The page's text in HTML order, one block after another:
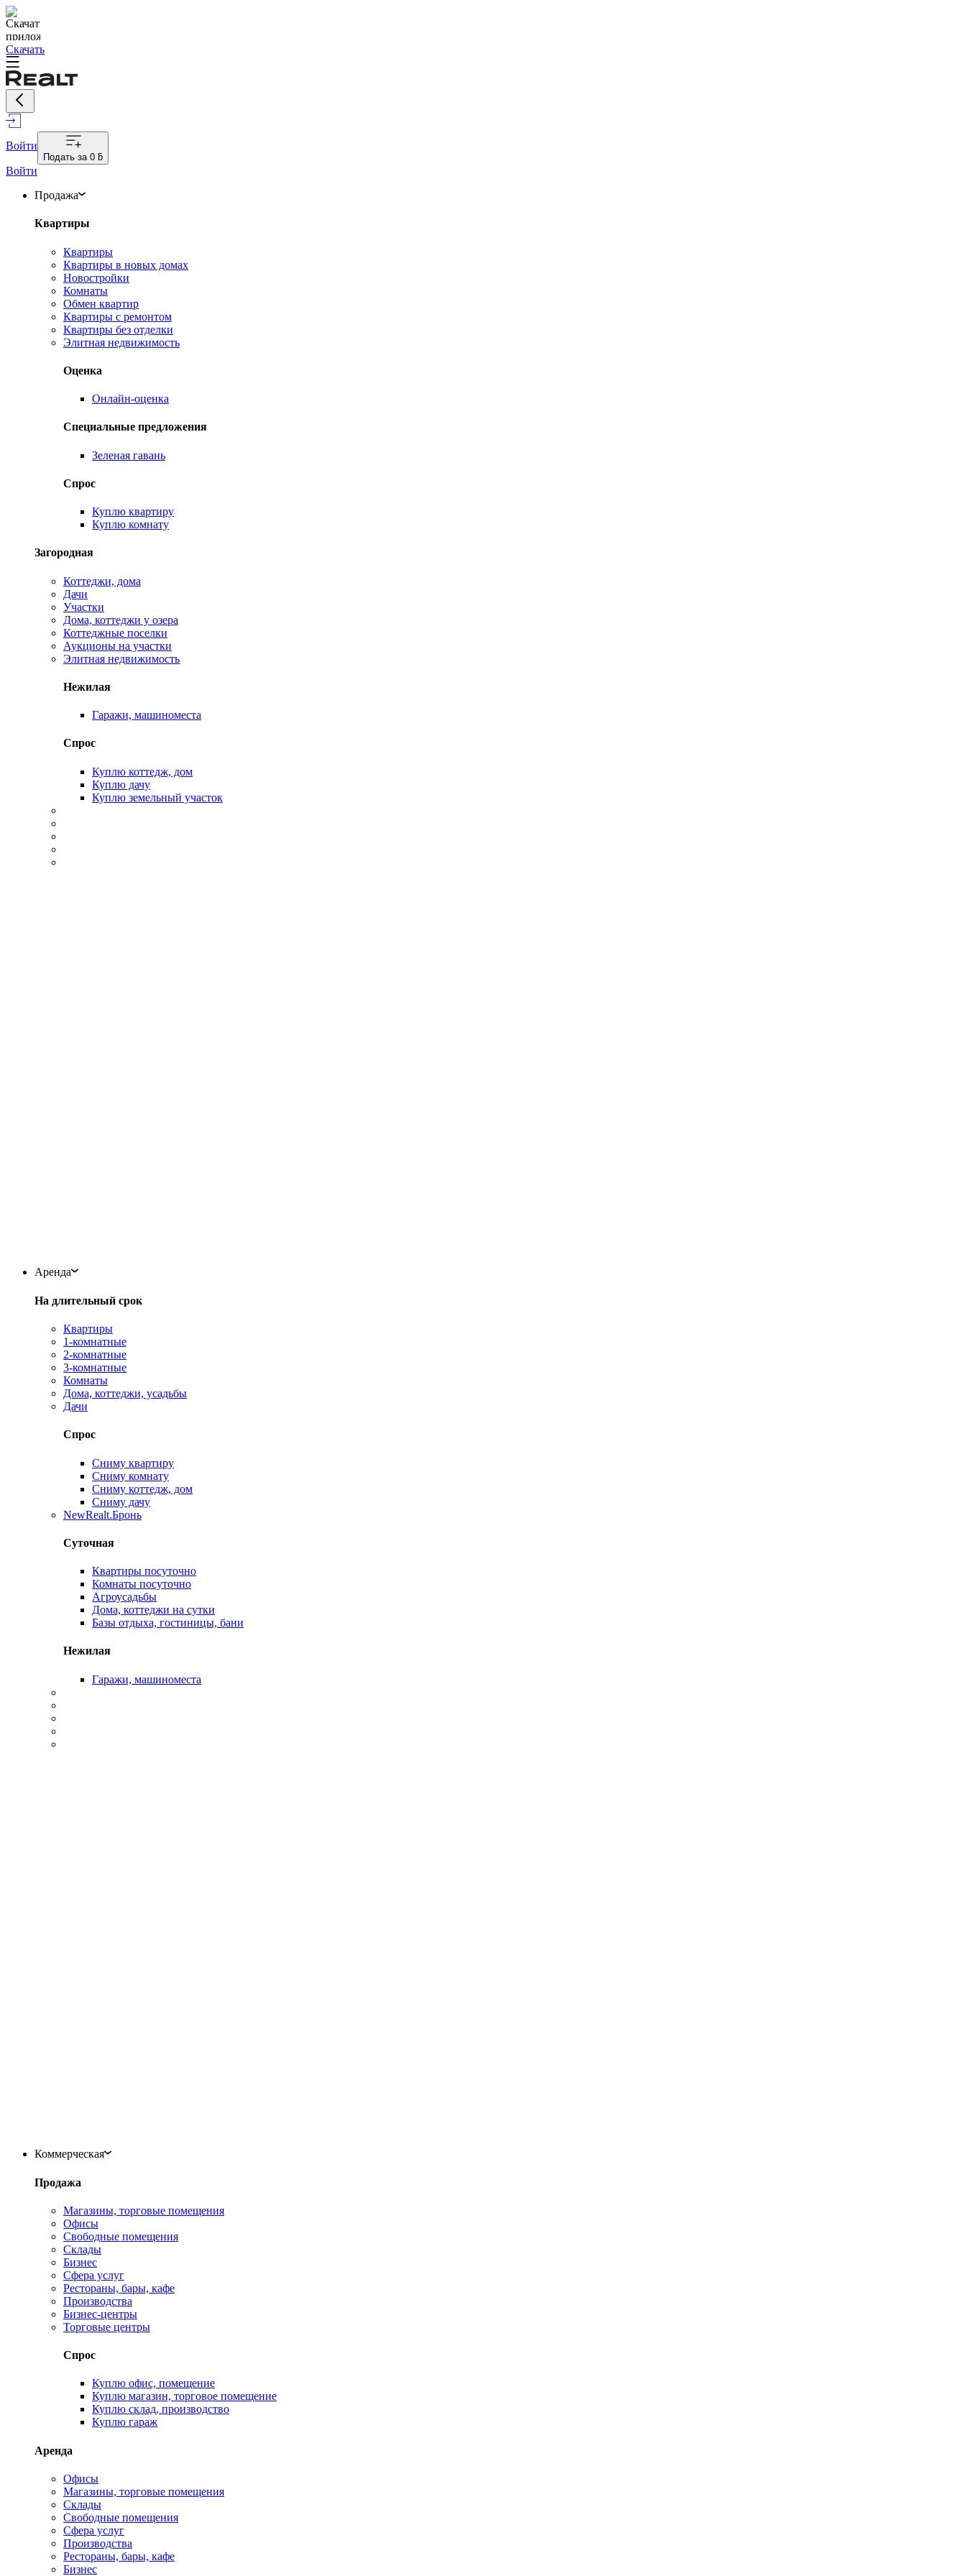
Скачать
Войти
Подать за 0 ƃ
Войти
Продажа
Квартиры
Квартиры
Квартиры в новых домах
Новостройки
Комнаты
Обмен квартир
Квартиры с ремонтом
Квартиры без отделки
Элитная недвижимость
Оценка
Онлайн-оценка
Специальные предложения
Зеленая гавань
Спрос
Куплю квартиру
Куплю комнату
Загородная
Коттеджи, дома
Дачи
Участки
Дома, коттеджи у озера
Коттеджные поселки
Аукционы на участки
Элитная недвижимость
Нежилая
Гаражи, машиноместа
Спрос
Куплю коттедж, дом
Куплю дачу
Куплю земельный участок
Аренда
На длительный срок
Квартиры
1-комнатные
2-комнатные
3-комнатные
Комнаты
Дома, коттеджи, усадьбы
Дачи
Спрос
Сниму квартиру
Сниму комнату
Сниму коттедж, дом
Сниму дачу
NewRealt.Бронь
Суточная
Квартиры посуточно
Комнаты посуточно
Агроусадьбы
Дома, коттеджи на сутки
Базы отдыха, гостиницы, бани
Нежилая
Гаражи, машиноместа
Коммерческая
Продажа
Магазины, торговые помещения
Офисы
Свободные помещения
Склады
Бизнес
Сфера услуг
Рестораны, бары, кафе
Производства
Бизнес-центры
Торговые центры
Спрос
Куплю офис, помещение
Куплю магазин, торговое помещение
Куплю склад, производство
Куплю гараж
Аренда
Офисы
Магазины, торговые помещения
Склады
Свободные помещения
Сфера услуг
Производства
Рестораны, бары, кафе
Бизнес